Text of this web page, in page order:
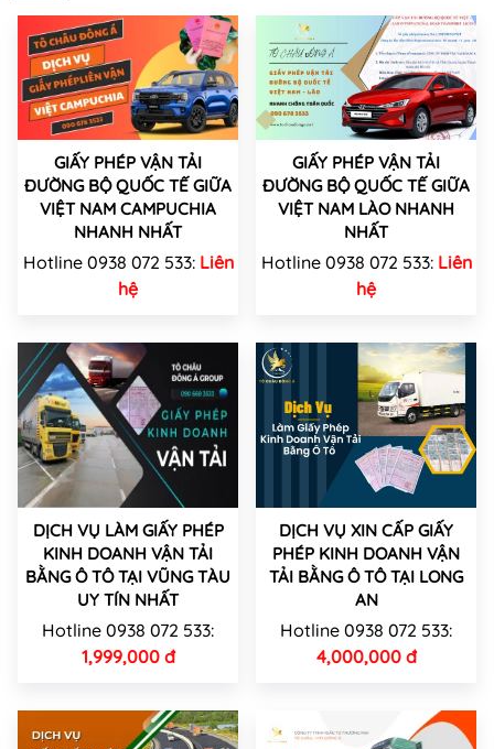
GIẤY PHÉP VẬN TẢI
ĐƯỜNG BỘ QUỐC TẾ GIỮA
VIỆT NAM CAMPUCHIA
NHANH NHẤT
Hotline 0938 072 533: Liên
hệ
GIẤY PHÉP VẬN TẢI
ĐƯỜNG BỘ QUỐC TẾ GIỮA
VIỆT NAM LÀO NHANH
NHẤT
Hotline 0938 072 533: Liên
hệ
DỊCH VỤ LÀM GIẤY PHÉP
KINH DOANH VẬN TẢI
BẰNG Ô TÔ TẠI VŨNG TÀU
UY TÍN NHẤT
Hotline 0938 072 533:
1,999,000 đ
DỊCH VỤ XIN CẤP GIẤY
PHÉP KINH DOANH VẬN
TẢI BẰNG Ô TÔ TẠI LONG
AN
Hotline 0938 072 533:
4,000,000 đ